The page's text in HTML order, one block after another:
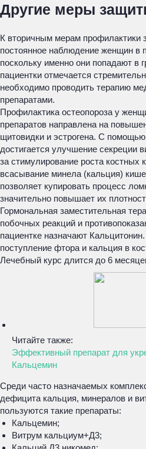
Другие меры
К вторичным мерам профилактики
постоянное наблюдение женщин в
поскольку именно они попадают в
пациентки отмечается
необходимо проводить терапию
препаратами.
Профилактика остеопороза у
препаратов направлена на
щитовидки и эстрогена. С
достигается улучшение секреции
за стимулирование роста костных
всасывание минела (кальция)
позволяет купировать процесс
значительно повышает их
Гормональная заместительная
побочных реакций и
пациентке назначают
поступление фтора и кальция в
Лечебный курс длится до 6
Читайте также:
Эффективный препарат для
Кальцемин
Среди часто назначаемых
дефицита кальция, минералов и
пользуются такие препараты:
Кальцемин;
Витрум кальциум+Д3;